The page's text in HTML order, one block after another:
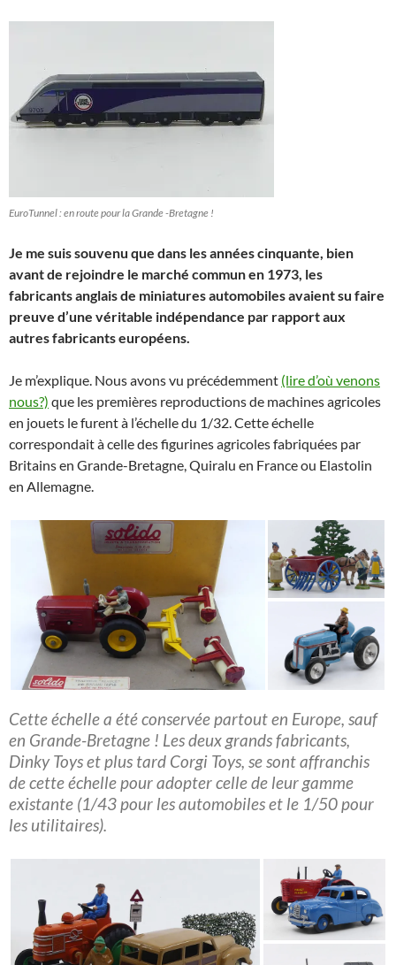
EuroTunnel : en route pour la Grande -Bretagne !
Je me suis souvenu que dans les années cinquante, bien
avant de rejoindre le marché commun en 1973, les
fabricants anglais de miniatures automobiles avaient su faire
preuve d’une véritable indépendance par rapport aux
autres fabricants européens.
Je m’explique. Nous avons vu précédemment (lire d’où venons
nous?) que les premières reproductions de machines agricoles
en jouets le furent à l’échelle du 1/32. Cette échelle
correspondait à celle des figurines agricoles fabriquées par
Britains en Grande-Bretagne, Quiralu en France ou Elastolin
en Allemagne.
Cette échelle a été conservée partout en Europe, sauf
en Grande-Bretagne ! Les deux grands fabricants,
Dinky Toys et plus tard Corgi Toys, se sont affranchis
de cette échelle pour adopter celle de leur gamme
existante (1/43 pour les automobiles et le 1/50 pour
les utilitaires).